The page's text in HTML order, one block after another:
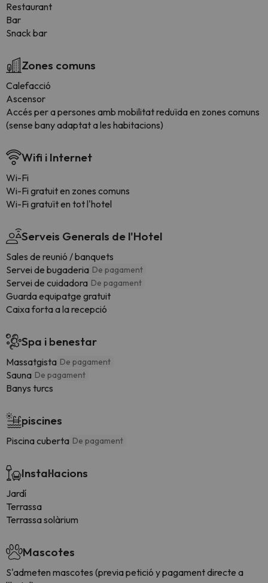
Restaurant
Bar
Snack bar
Zones comuns
Calefacció
Ascensor
Accés per a persones amb mobilitat reduïda en zones comuns
(sense bany adaptat a les habitacions)
Wifi i Internet
Wi-Fi
Wi-Fi gratuit en zones comuns
Wi-Fi gratuït en tot l'hotel
Serveis Generals de l'Hotel
Sales de reunió / banquets
Servei de bugaderia De pagament
Servei de cuidadora De pagament
Guarda equipatge gratuit
Caixa forta a la recepció
Spa i benestar
Massatgista De pagament
Sauna De pagament
Banys turcs
piscines
Piscina cuberta De pagament
Instal·lacions
Jardí
Terrassa
Terrassa solàrium
Mascotes
S'admeten mascotes (previa petició y pagament directe a